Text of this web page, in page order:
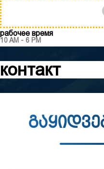
рабочее время
10 AM - 6 PM
контакт